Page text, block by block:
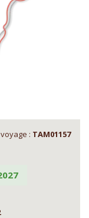
: TAM01157